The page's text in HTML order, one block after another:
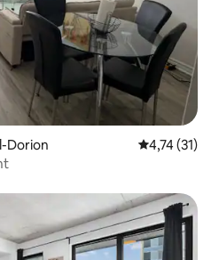
Dorion Gemiddelde
4,74 (31)